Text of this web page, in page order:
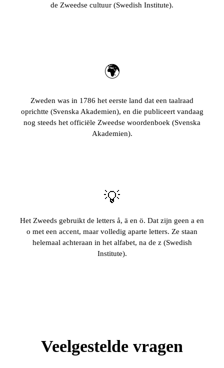
de Zweedse cultuur (Swedish Institute).
🌍
Zweden was in 1786 het eerste land dat een taalraad
oprichtte (Svenska Akademien), en die publiceert vandaag
nog steeds het officiële Zweedse woordenboek (Svenska
Akademien).
💡
Het Zweeds gebruikt de letters å, ä en ö. Dat zijn geen a en
o met een accent, maar volledig aparte letters. Ze staan
helemaal achteraan in het alfabet, na de z (Swedish
Institute).
Veelgestelde vragen